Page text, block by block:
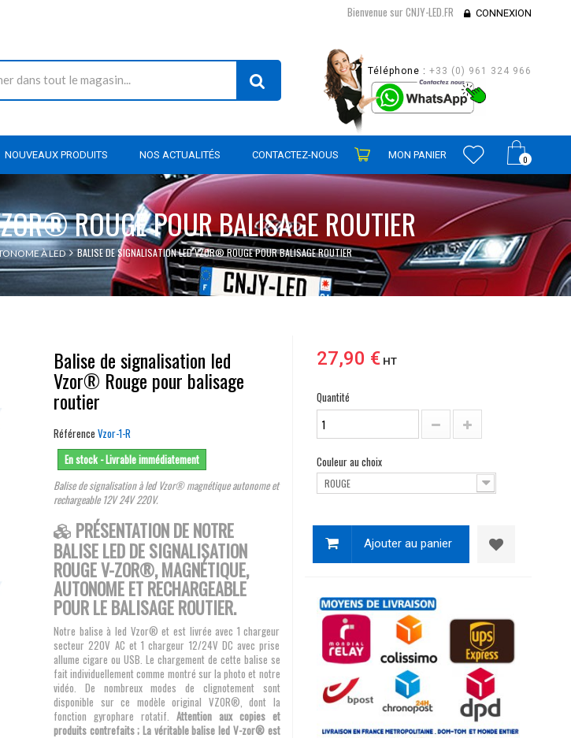
Bienvenue sur CNJY-LED.FR CONNEXION
Téléphone : +33 (0) 961 324 966
0
NOUVEAUX PRODUITS NOS ACTUALITÉS CONTACTEZ-NOUS MON PANIER
ROUGE POUR BALISAGE ROUTIER
À LED BALISE DE SIGNALISATION LED VZOR® ROUGE POUR BALISAGE ROUTIER
Balise de signalisation led
Vzor® Rouge pour balisage
routier
Référence Vzor-1-R
En stock - Livrable immédiatement
Balise de signalisation à led Vzor® magnétique autonome et
rechargeable 12V 24V 220V.
PRÉSENTATION DE NOTRE
BALISE LED DE SIGNALISATION
ROUGE V-ZOR®, MAGNÉTIQUE,
AUTONOME ET RECHARGEABLE
POUR LE BALISAGE ROUTIER.
Notre balise à led Vzor® et est livrée avec 1 chargeur
secteur 220V AC et 1 chargeur 12/24V DC avec prise
allume cigare ou USB. Le chargement de cette balise se
fait individuellement comme montré sur la photo et notre
vidéo. De nombreux modes de clignotement sont
disponible sur ce modèle original VZOR®, dont la
fonction gyrophare rotatif. Attention aux copies et
produits contrefaits ; La véritable balise led V-zor® est
27,90 €HT
Quantité
Couleur au choix
ROUGE
Ajouter au panier